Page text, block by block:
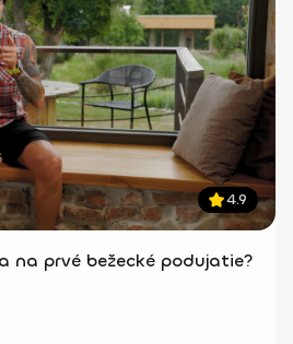
4.9
na prvé bežecké podujatie?